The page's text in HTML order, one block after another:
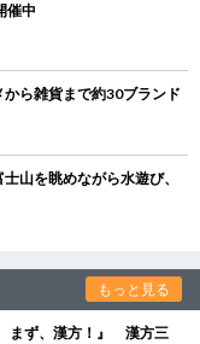
催中
ら雑貨まで約30ブランド
山を眺めながら水遊び、
もっと見る
まず、漢方！』 漢方三